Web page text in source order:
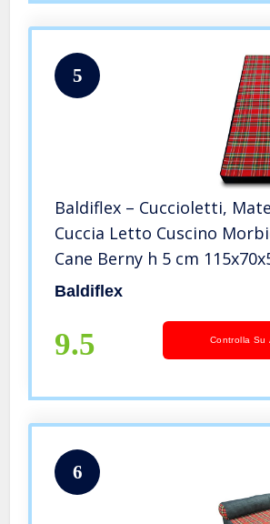
5
Baldiflex – Cuccioletti,
Cuccia Letto Cuscino
Cane Berny h 5 cm
Baldiflex
9.5 Controlla Su
6